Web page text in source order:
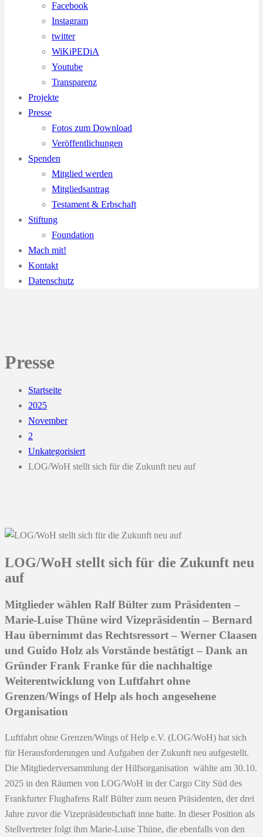
Facebook
Instagram
twitter
WiKiPEDiA
Youtube
Transparenz
Projekte
Presse
Fotos zum Download
Veröffentlichungen
Spenden
Mitglied werden
Mitgliedsantrag
Testament & Erbschaft
Stiftung
Foundation
Mach mit!
Kontakt
Datenschutz
Presse
Startseite
2025
November
2
Unkategorisiert
LOG/WoH stellt sich für die Zukunft neu auf
LOG/WoH stellt sich für die Zukunft neu
auf
Mitglieder wählen Ralf Bülter zum Präsidenten –
Marie-Luise Thüne wird Vizepräsidentin – Bernard
Hau übernimmt das Rechtsressort – Werner Claasen
und Guido Holz als Vorstände bestätigt – Dank an
Gründer Frank Franke für die nachhaltige
Weiterentwicklung von Luftfahrt ohne
Grenzen/Wings of Help als hoch angesehene
Organisation
Luftfahrt ohne Grenzen/Wings of Help e.V. (LOG/WoH) hat sich
für Herausforderungen und Aufgaben der Zukunft neu aufgestellt.
Die Mitgliederversammlung der Hilfsorganisation wählte am 30.10.
2025 in den Räumen von LOG/WoH in der Cargo City Süd des
Frankfurter Flughafens Ralf Bülter zum neuen Präsidenten, der drei
Jahre zuvor die Vizepräsidentschaft inne hatte. In dieser Position als
Stellvertreter folgt ihm Marie-Luise Thüne, die ebenfalls von den